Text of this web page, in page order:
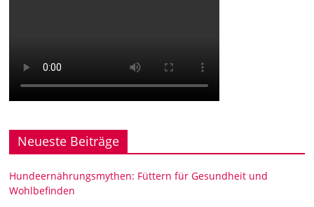
Neueste Beiträge
Hundeernährungsmythen: Füttern für Gesundheit und
Wohlbefinden